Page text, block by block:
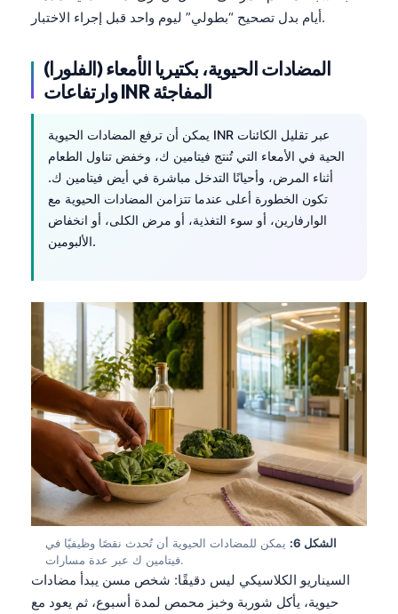
أيام بدل تصحيح “بطولي” ليوم واحد قبل إجراء الاختبار.
المضادات الحيوية، بكتيريا الأمعاء (الفلورا)
وارتفاعات INR المفاجئة
يمكن أن ترفع المضادات الحيوية INR عبر تقليل الكائنات
الحية في الأمعاء التي تُنتج فيتامين ك، وخفض تناول الطعام
أثناء المرض، وأحيانًا التدخل مباشرة في أيض فيتامين ك.
تكون الخطورة أعلى عندما تتزامن المضادات الحيوية مع
الوارفارين، أو سوء التغذية، أو مرض الكلى، أو انخفاض
الألبومين.
الشكل 6:
يمكن للمضادات الحيوية أن تُحدث نقصًا وظيفيًا في
فيتامين ك عبر عدة مسارات.
السيناريو الكلاسيكي ليس دقيقًا: شخص مسن يبدأ مضادات
حيوية، يأكل شوربة وخبز محمص لمدة أسبوع، ثم يعود مع